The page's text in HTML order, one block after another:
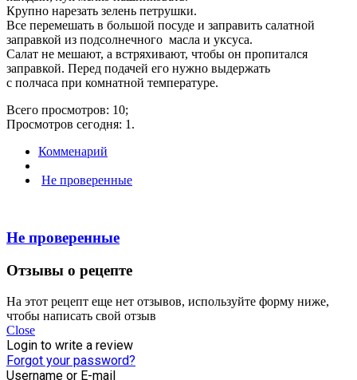
Крупно нарезать зелень петрушки.
Все перемешать в большой посуде и заправить салатной
заправкой из подсолнечного масла и уксуса.
Салат не мешают, а встряхивают, чтобы он пропитался
заправкой. Перед подачей его нужно выдержать
с полчаса при комнатной температуре.
Всего просмотров: 10;
Просмотров сегодня: 1.
Комменарий
Не проверенные
Не проверенные
Отзывы о рецепте
На этот рецепт еще нет отзывов, используйте форму ниже,
чтобы написать свой отзыв
Close
Login to write a review
Forgot your password?
Username or E-mail